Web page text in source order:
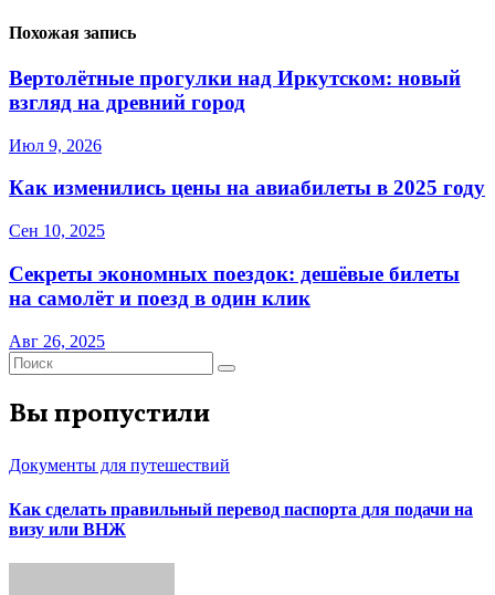
Похожая запись
Вертолётные прогулки над Иркутском: новый
взгляд на древний город
Июл 9, 2026
Как изменились цены на авиабилеты в 2025 году
Сен 10, 2025
Секреты экономных поездок: дешёвые билеты
на самолёт и поезд в один клик
Авг 26, 2025
Вы пропустили
Документы для путешествий
Как сделать правильный перевод паспорта для подачи на
визу или ВНЖ